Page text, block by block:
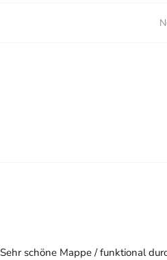
Sehr schöne Mappe / funktional